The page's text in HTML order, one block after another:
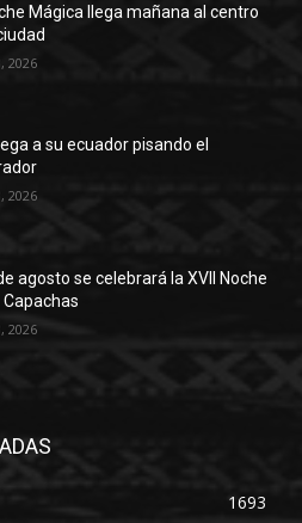
Mágica llega mañana al centro
2026
a su ecuador pisando el
2026
agosto se celebrará la XVII Noche
Capachas
2026
1693